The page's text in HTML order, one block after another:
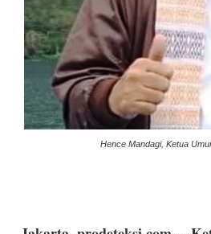
Hence Mandagi, Ketua